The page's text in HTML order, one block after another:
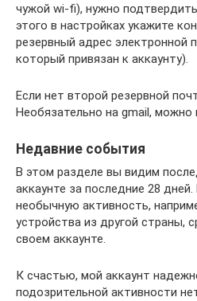
чужой wi-fi), нужно
этого в настройках укажите
резервный адрес электронной
который привязан к аккаунту).
Если нет второй резервной
Необязательно на gmail, можно
Недавние события
В этом разделе вы видим
аккаунте за последние 28
необычную активность,
устройства из другой страны,
своем аккаунте.
К счастью, мой аккаунт
подозрительной активности